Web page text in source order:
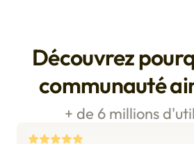
Découvrez
communauté
+ de 6 millions